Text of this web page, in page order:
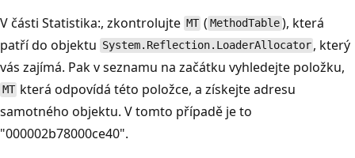
V části Statistika:, zkontrolujte MT ( MethodTable), která
patří do objektu System.Reflection.LoaderAllocator , který
vás zajímá. Pak v seznamu na začátku vyhledejte položku,
MT která odpovídá této položce, a získejte adresu
samotného objektu. V tomto případě je to
"000002b78000ce40".